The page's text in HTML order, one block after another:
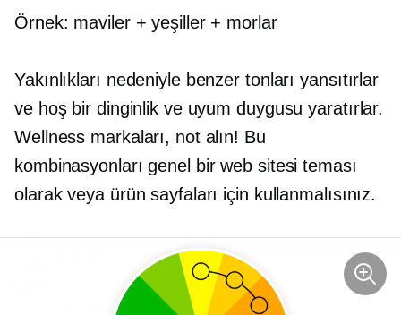
Örnek: maviler + yeşiller + morlar
Yakınlıkları nedeniyle benzer tonları yansıtırlar
ve hoş bir dinginlik ve uyum duygusu yaratırlar.
Wellness markaları, not alın! Bu
kombinasyonları genel bir web sitesi teması
olarak veya ürün sayfaları için kullanmalısınız.